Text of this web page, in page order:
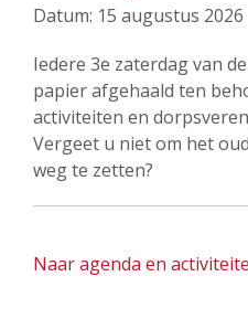
Datum: 15 augustus 2026
Iedere 3e zaterdag van
papier afgehaald ten
activiteiten en
Vergeet u niet om het
weg te zetten?
Naar agenda en